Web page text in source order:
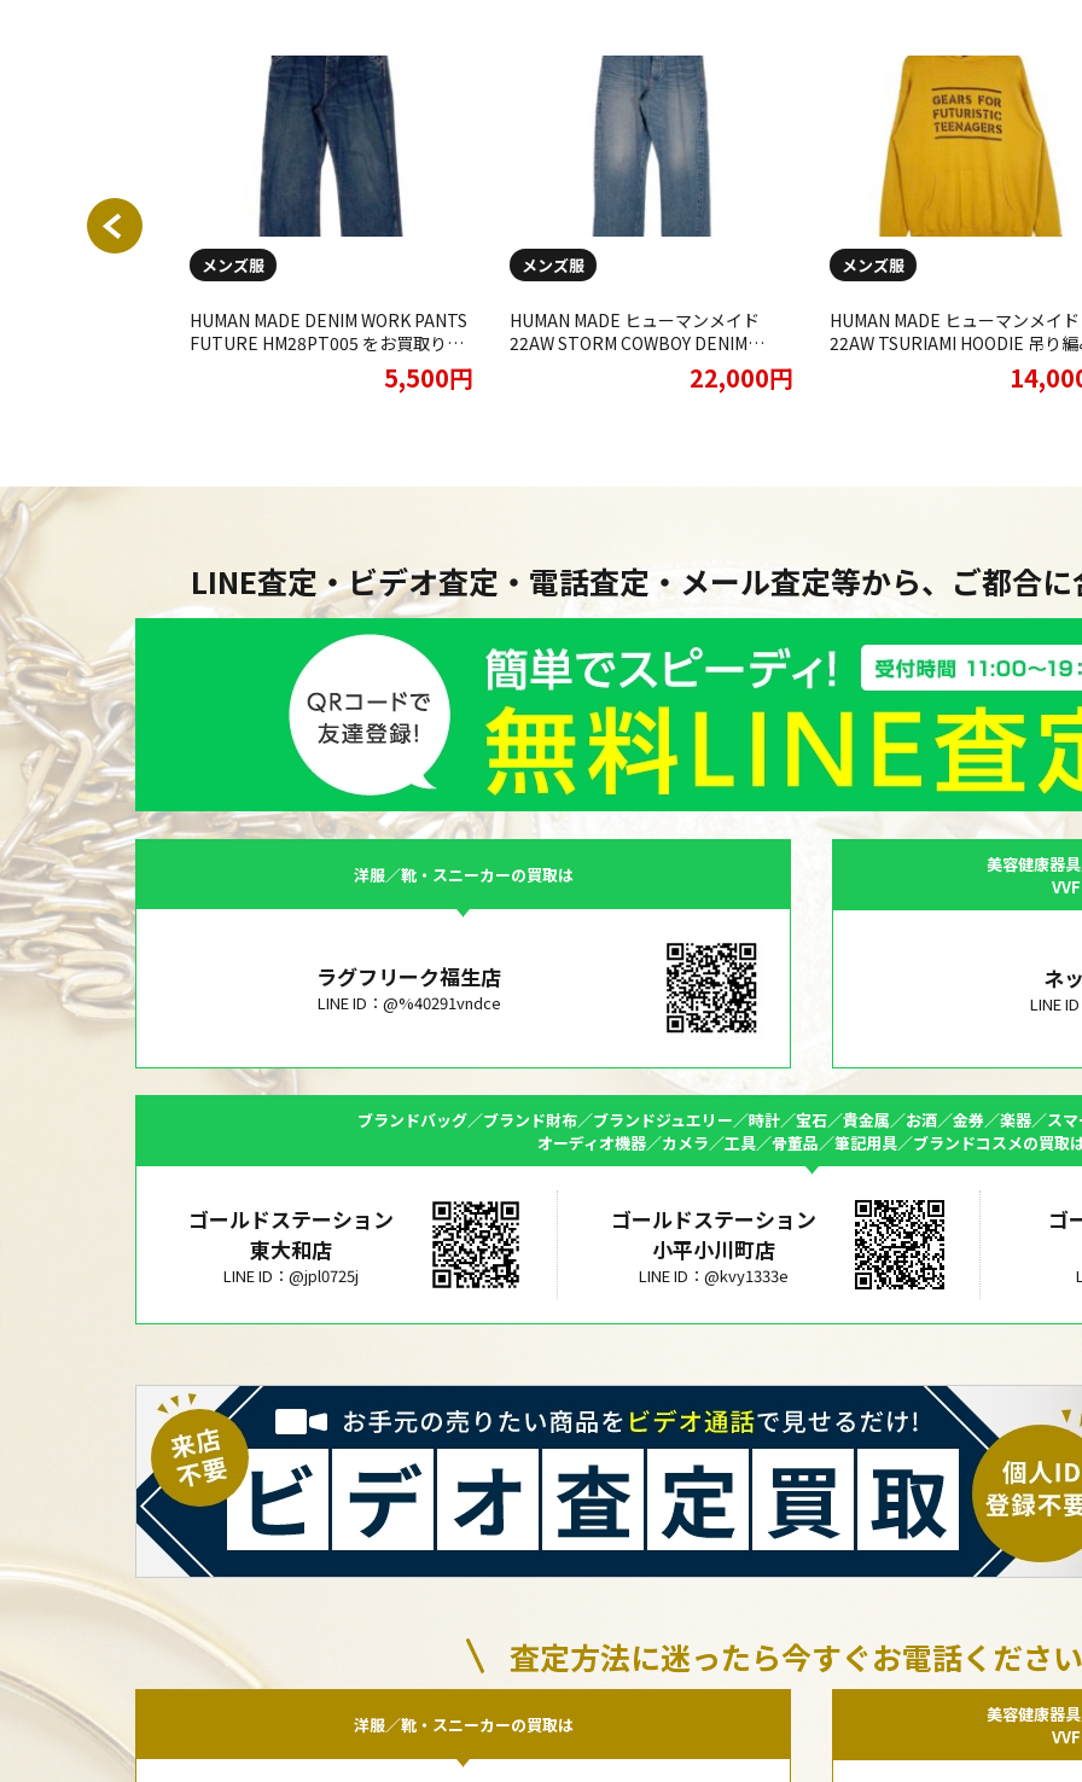
メンズ服
HUMAN MADE DENIM WORK PANTS
FUTURE HM28PT005 をお買取りさ
5,500円
メンズ服
HUMAN MADE ヒューマンメイド
22AW STORM COWBOY DENIM
PANTS TYPE 1954 ストームカウボー
イ デニム ワークパンツをお買取りさ
22,000円
メンズ服
HUMAN MADE ヒューマンメイド
22AW TSURIAMI HOODIE 吊り
プルオーバー スウェットパーカ
スタード Size XL買取させてい
LINE査定・ビデオ査定・電話査定・メール査定等から、ご都合
洋服／靴・スニーカーの買取は
ラグフリーク福生店
LINE ID：@%40291vndce
美容健康器
ネ
LINE
ブランドバッグ／ブランド財布／ブランドジュエリー／時計／宝石／貴金属／お酒／金券／楽器／ス
オーディオ機器／カメラ／工具／骨董品／筆記用具／ブランドコスメの買取
ゴールドステーション
東大和店
LINE ID：@jpl0725j
ゴールドステーション
小平小川町店
LINE ID：@kvy1333e
ゴ
査定方法に迷ったら今すぐお電話くださ
洋服／靴・スニーカーの買取は
美容健康器